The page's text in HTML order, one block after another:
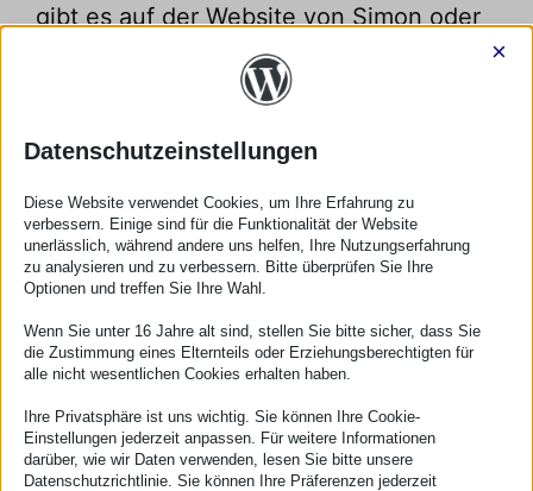
gibt es auf der Website von Simon oder
auf Speackerdeck
Nächste Meetups
AUG.
12
19:00-22:00
WPKO #74: Thema noch offen
Kalender anzeigen
WP Meetup Aachen
Datenschutzeinstellungen
×
Diese Website verwendet Cookies, um Ihre Erfahrung zu
verbessern. Einige sind für die Funktionalität der Website
unerlässlich, während andere uns helfen, Ihre Nutzungserfahrung
zu analysieren und zu verbessern. Bitte überprüfen Sie Ihre
Optionen und treffen Sie Ihre Wahl.
Wenn Sie unter 16 Jahre alt sind, stellen Sie bitte sicher, dass Sie
die Zustimmung eines Elternteils oder Erziehungsberechtigten für
alle nicht wesentlichen Cookies erhalten haben.
Ihre Privatsphäre ist uns wichtig. Sie können Ihre Cookie-
Einstellungen jederzeit anpassen. Für weitere Informationen
darüber, wie wir Daten verwenden, lesen Sie bitte unsere
Datenschutzrichtlinie. Sie können Ihre Präferenzen jederzeit